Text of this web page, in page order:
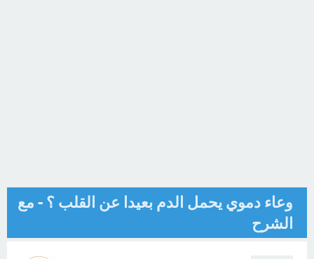
وعاء دموي يحمل الدم بعيدا عن القلب ؟ - مع
الشرح